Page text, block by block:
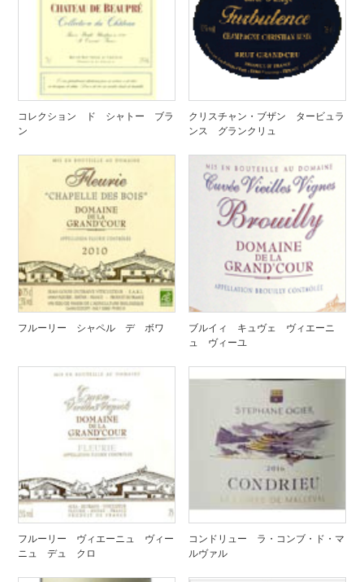
コレクション ド シャトー ブラ
ン
クリスチャン・ブザン タービュラ
ンス グランクリュ
フルーリー シャペル デ ボワ
ブルイィ キュヴェ ヴィエーニ
ュ ヴィーユ
フルーリー ヴィエーニュ ヴィー
ニュ デュ クロ
コンドリュー ラ・コンブ・ド・マ
ルヴァル